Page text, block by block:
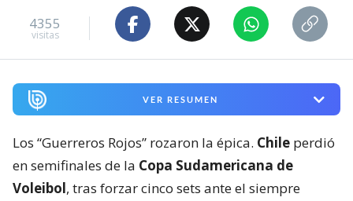
4355
visitas
VER RESUMEN
Los “Guerreros Rojos” rozaron la épica. Chile perdió
en semifinales de la Copa Sudamericana de
Voleibol, tras forzar cinco sets ante el siempre